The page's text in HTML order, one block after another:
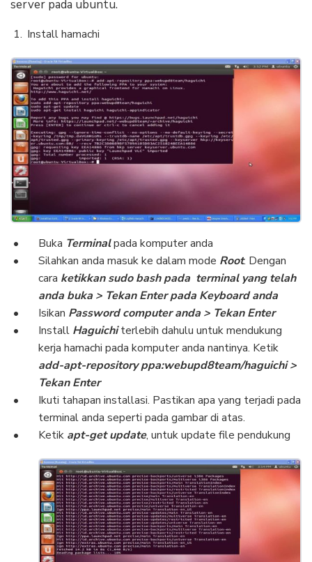
server pada ubuntu.
Install hamachi
Buka Terminalpada komputer anda
Silahkan anda masuk ke dalam mode Root. Dengan
cara ketikkan sudo bash pada terminal yang telah
anda buka > Tekan Enter pada Keyboard anda
Isikan Password computer anda > Tekan Enter
Install Haguichiterlebih dahulu untuk mendukung
kerja hamachi pada komputer anda nantinya. Ketik
add-apt-repository ppa:webupd8team/haguichi >
Tekan Enter
Ikuti tahapan installasi. Pastikan apa yang terjadi pada
terminal anda seperti pada gambar di atas.
Ketik apt-get update, untuk update file pendukung